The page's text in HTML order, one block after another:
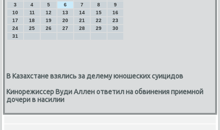
3
4 5 6 7 8
9
10
11 12 13 14 15
16
17
18 19 20 21 22
23
24
25 26 27 28 29
30
31
В Казахстане взялись за делему юношеских суицидов
Кинорежиссер Вуди Аллен ответил на обвинения приемной
дочери в насилии